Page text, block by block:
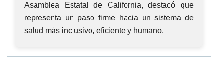
Asamblea Estatal de California, destacó que
representa un paso firme hacia un sistema de
salud más inclusivo, eficiente y humano.